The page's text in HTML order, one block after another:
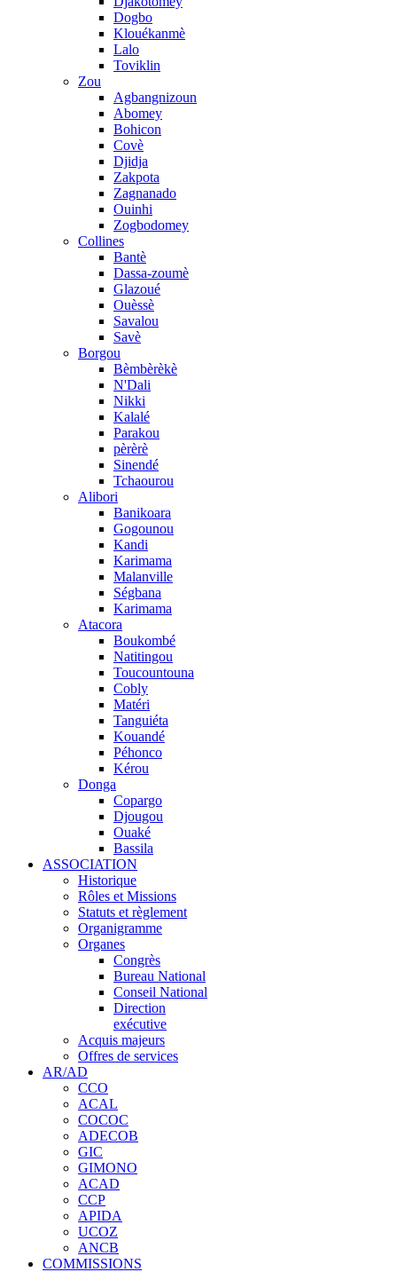
Dogbo
Klouékanmè
Lalo
Toviklin
Zou
Agbangnizoun
Abomey
Bohicon
Covè
Djidja
Zakpota
Zagnanado
Ouinhi
Zogbodomey
Collines
Bantè
Dassa-zoumè
Glazoué
Ouèssè
Savalou
Savè
Borgou
Bèmbèrèkè
N'Dali
Nikki
Kalalé
Parakou
pèrèrè
Sinendé
Tchaourou
Alibori
Banikoara
Gogounou
Kandi
Karimama
Malanville
Ségbana
Karimama
Atacora
Boukombé
Natitingou
Toucountouna
Cobly
Matéri
Tanguiéta
Kouandé
Péhonco
Kérou
Donga
Copargo
Djougou
Ouaké
Bassila
ASSOCIATION
Historique
Rôles et Missions
Statuts et règlement
Organigramme
Organes
Congrès
Bureau National
Conseil National
Direction
exécutive
Acquis majeurs
Offres de services
AR/AD
CCO
ACAL
COCOC
ADECOB
GIC
GIMONO
ACAD
CCP
APIDA
UCOZ
ANCB
COMMISSIONS